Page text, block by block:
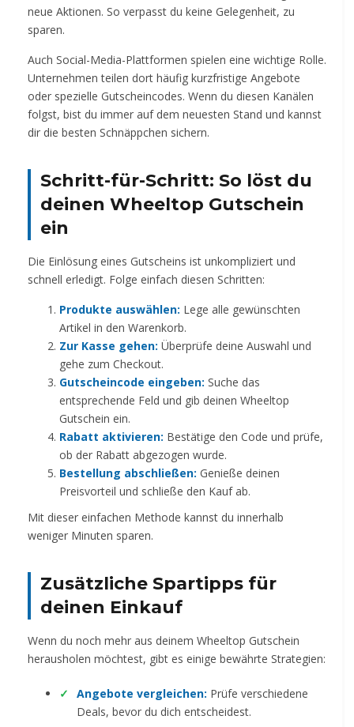
neue Aktionen. So verpasst du keine Gelegenheit, zu
sparen.
Auch Social-Media-Plattformen spielen eine wichtige Rolle.
Unternehmen teilen dort häufig kurzfristige Angebote
oder spezielle Gutscheincodes. Wenn du diesen Kanälen
folgst, bist du immer auf dem neuesten Stand und kannst
dir die besten Schnäppchen sichern.
Schritt-für-Schritt: So löst du
deinen Wheeltop Gutschein
ein
Die Einlösung eines Gutscheins ist unkompliziert und
schnell erledigt. Folge einfach diesen Schritten:
Produkte auswählen: Lege alle gewünschten
Artikel in den Warenkorb.
Zur Kasse gehen: Überprüfe deine Auswahl und
gehe zum Checkout.
Gutscheincode eingeben: Suche das
entsprechende Feld und gib deinen Wheeltop
Gutschein ein.
Rabatt aktivieren: Bestätige den Code und prüfe,
ob der Rabatt abgezogen wurde.
Bestellung abschließen: Genieße deinen
Preisvorteil und schließe den Kauf ab.
Mit dieser einfachen Methode kannst du innerhalb
weniger Minuten sparen.
Zusätzliche Spartipps für
deinen Einkauf
Wenn du noch mehr aus deinem Wheeltop Gutschein
herausholen möchtest, gibt es einige bewährte Strategien:
Angebote vergleichen: Prüfe verschiedene
Deals, bevor du dich entscheidest.